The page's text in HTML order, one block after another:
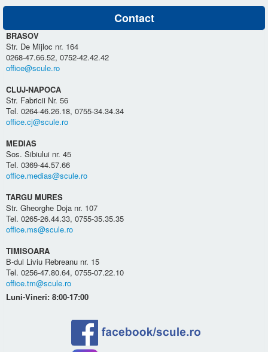
Contact
BRASOV
Str. De Mijloc nr. 164
0268-47.66.52, 0752-42.42.42
office@scule.ro
CLUJ-NAPOCA
Str. Fabricii Nr. 56
Tel. 0264-46.26.18, 0755-34.34.34
office.cj@scule.ro
MEDIAS
Sos. Sibiului nr. 45
Tel. 0369-44.57.66
office.medias@scule.ro
TARGU MURES
Str. Gheorghe Doja nr. 107
Tel. 0265-26.44.33, 0755-35.35.35
office.ms@scule.ro
TIMISOARA
B-dul Liviu Rebreanu nr. 15
Tel. 0256-47.80.64, 0755-07.22.10
office.tm@scule.ro
Luni-Vineri: 8:00-17:00